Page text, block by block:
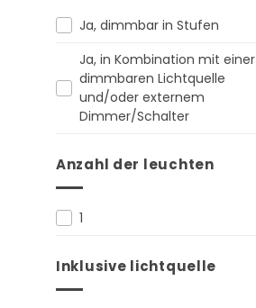
Ja, dimmbar in Stufen
Ja, in Kombination mit einer
dimmbaren Lichtquelle
und/oder externem
Dimmer/Schalter
Anzahl der leuchten
1
Inklusive lichtquelle